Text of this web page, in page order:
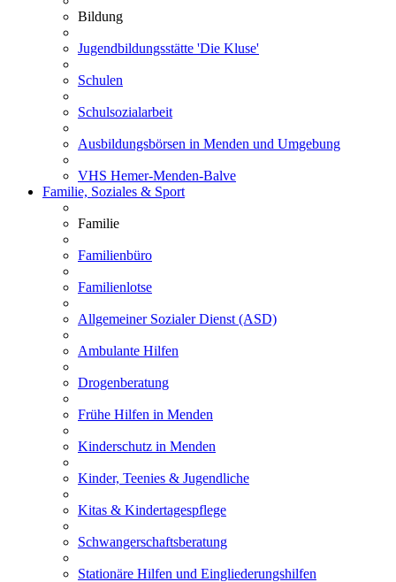
Bildung
Jugendbildungsstätte 'Die Kluse'
Schulen
Schulsozialarbeit
Ausbildungsbörsen in Menden und Umgebung
VHS Hemer-Menden-Balve
Familie, Soziales & Sport
Familie
Familienbüro
Familienlotse
Allgemeiner Sozialer Dienst (ASD)
Ambulante Hilfen
Drogenberatung
Frühe Hilfen in Menden
Kinderschutz in Menden
Kinder, Teenies & Jugendliche
Kitas & Kindertagespflege
Schwangerschaftsberatung
Stationäre Hilfen und Eingliederungshilfen